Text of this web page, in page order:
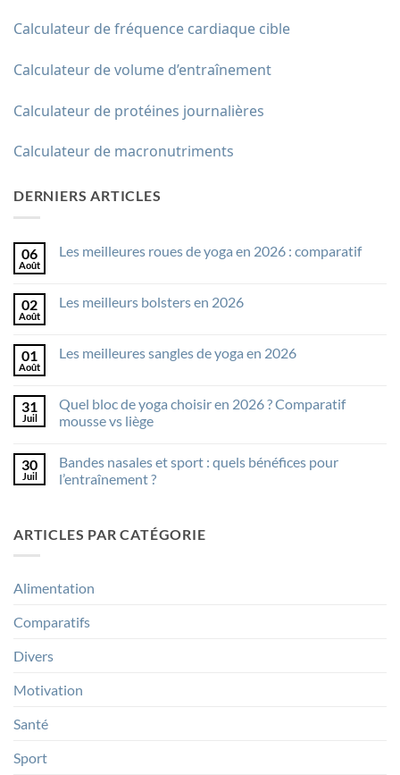
Calculateur de fréquence cardiaque cible
Calculateur de volume d’entraînement
Calculateur de protéines journalières
Calculateur de macronutriments
DERNIERS ARTICLES
06
Août
Les meilleures roues de yoga en 2026 : comparatif
Les
yoga
en
02
Août
Les meilleurs bolsters en 2026
Les
2026
01
Août
Les meilleures sangles de yoga en 2026
Les
meilleures
sangles
en
2026
31
Juil
Quel bloc de yoga choisir en 2026 ? Comparatif
mousse vs liège
sur
Quel
bloc
en
2026
vs
30
Juil
Bandes nasales et sport : quels bénéfices pour
l’entraînement ?
Bandes
nasales
quels
l’entraînement
ARTICLES PAR CATÉGORIE
Alimentation
Comparatifs
Divers
Motivation
Santé
Sport